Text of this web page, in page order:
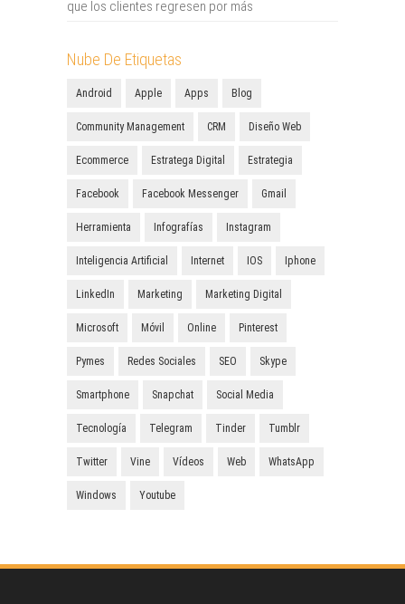
que los clientes regresen por más
Nube De Etiquetas
Android Apple Apps Blog
Community Management CRM Diseño Web
Ecommerce Estratega Digital Estrategia
Facebook Facebook Messenger Gmail
Herramienta Infografías Instagram
Inteligencia Artificial Internet IOS Iphone
LinkedIn Marketing Marketing Digital
Microsoft Móvil Online Pinterest
Pymes Redes Sociales SEO Skype
Smartphone Snapchat Social Media
Tecnología Telegram Tinder Tumblr
Twitter Vine Vídeos Web WhatsApp
Windows Youtube